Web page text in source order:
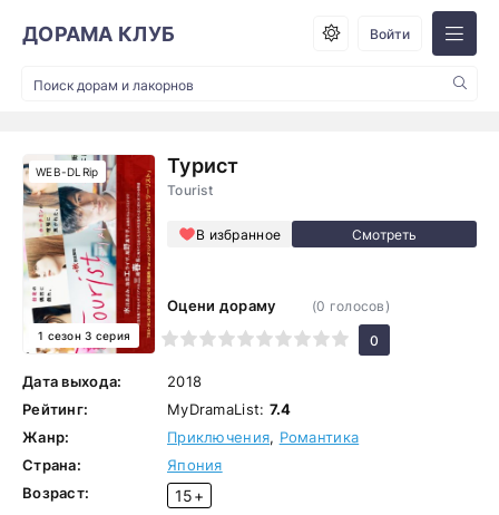
ДОРАМА КЛУБ Войти
Турист
Tourist
В избранное
WEB-DLRip
1 сезон 3 серия
Оцени дораму
1
2 3 4 5 6 7 8 9 10
(0 голосов)
0
Дата выхода:
2018
Рейтинг:
MyDramaList: 7.4
Жанр:
Приключения, Романтика
Страна:
Япония
Возраст:
15+